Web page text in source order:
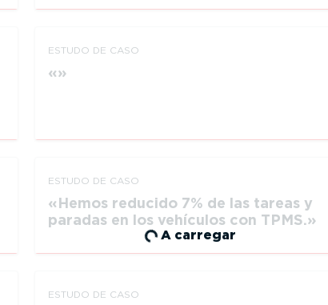
ESTUDO DE CASO
ESTUDO DE CASO
Hemos reducido 7% de las tareas y
paradas en los vehículos con TPMS.
ESTUDO DE CASO
A carregar